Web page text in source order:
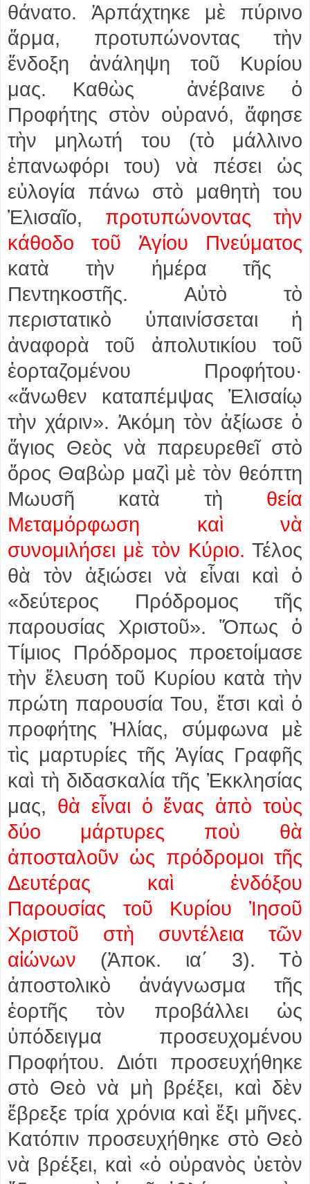
θάνατο. Ἁρπάχτηκε μὲ πύρινο
ἅρμα, προτυπώνοντας τὴν
ἔνδοξη ἀνάληψη τοῦ Κυρίου
μας. Καθὼς ἀνέβαινε ὁ
Προφήτης στὸν οὐρανό, ἄφησε
τὴν μηλωτή του (τὸ μάλλινο
ἐπανωφόρι του) νὰ πέσει ὡς
εὐλογία πάνω στὸ μαθητὴ του
Ἐλισαῖο, προτυπώνοντας τὴν
κάθοδο τοῦ Ἁγίου Πνεύματος
κατὰ τὴν ἡμέρα τῆς
Πεντηκοστῆς. Αὐτὸ τὸ
περιστατικὸ ὑπαινίσσεται ἡ
ἀναφορὰ τοῦ ἀπολυτικίου τοῦ
ἑορταζομένου Προφήτου·
«ἄνωθεν καταπέμψας Ἐλισαίῳ
τὴν χάριν». Ἀκόμη τὸν ἀξίωσε ὁ
ἅγιος Θεὸς νὰ παρευρεθεῖ στὸ
ὄρος Θαβὼρ μαζὶ μὲ τὸν θεόπτη
Μωυσῆ κατὰ τὴ θεία
Μεταμόρφωση καὶ νὰ
συνομιλήσει μὲ τὸν Κύριο. Τέλος
θὰ τὸν ἀξιώσει νὰ εἶναι καὶ ὁ
«δεύτερος Πρόδρομος τῆς
παρουσίας Χριστοῦ». Ὅπως ὁ
Τίμιος Πρόδρομος προετοίμασε
τὴν ἔλευση τοῦ Κυρίου κατὰ τὴν
πρώτη παρουσία Του, ἔτσι καὶ ὁ
προφήτης Ἠλίας, σύμφωνα μὲ
τὶς μαρτυρίες τῆς Ἁγίας Γραφῆς
καὶ τὴ διδασκαλία τῆς Ἐκκλησίας
μας, θὰ εἶναι ὁ ἕνας ἀπὸ τοὺς
δύο μάρτυρες ποὺ θὰ
ἀποσταλοῦν ὡς πρόδρομοι τῆς
Δευτέρας καὶ ἐνδόξου
Παρουσίας τοῦ Κυρίου Ἰησοῦ
Χριστοῦ στὴ συντέλεια τῶν
αἰώνων (Ἀποκ. ια΄ 3). Τὸ
ἀποστολικὸ ἀνάγνωσμα τῆς
ἑορτῆς τὸν προβάλλει ὡς
ὑπόδειγμα προσευχομένου
Προφήτου. Διότι προσευχήθηκε
στὸ Θεὸ νὰ μὴ βρέξει, καὶ δὲν
ἔβρεξε τρία χρόνια καὶ ἕξι μῆνες.
Κατόπιν προσευχήθηκε στὸ Θεὸ
νὰ βρέξει, καὶ «ὁ οὐρανὸς ὑετὸν